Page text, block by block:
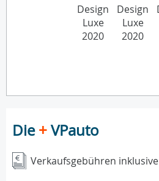
Die+VPauto
Verkaufsgebühren inklusive